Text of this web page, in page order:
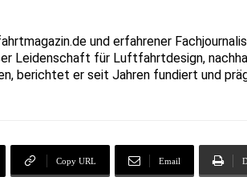
und erfahrener
Leidenschaft für Luftfahrtdesign,
berichtet er seit Jahren fundiert und
Copy URL Email